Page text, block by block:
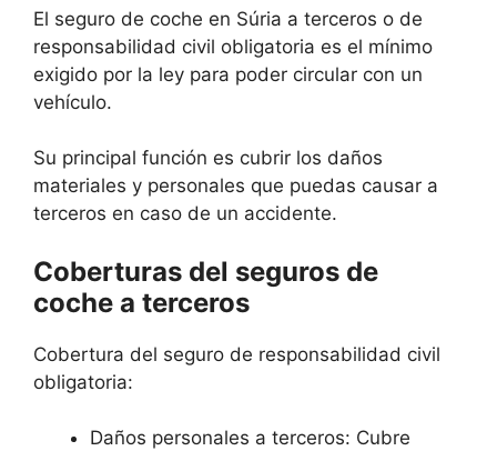
El seguro de coche en Súria a terceros o de
responsabilidad civil obligatoria es el mínimo
exigido por la ley para poder circular con un
vehículo.
Su principal función es cubrir los daños
materiales y personales que puedas causar a
terceros en caso de un accidente.
Coberturas del seguros de
coche a terceros
Cobertura del seguro de responsabilidad civil
obligatoria:
Daños personales a terceros: Cubre